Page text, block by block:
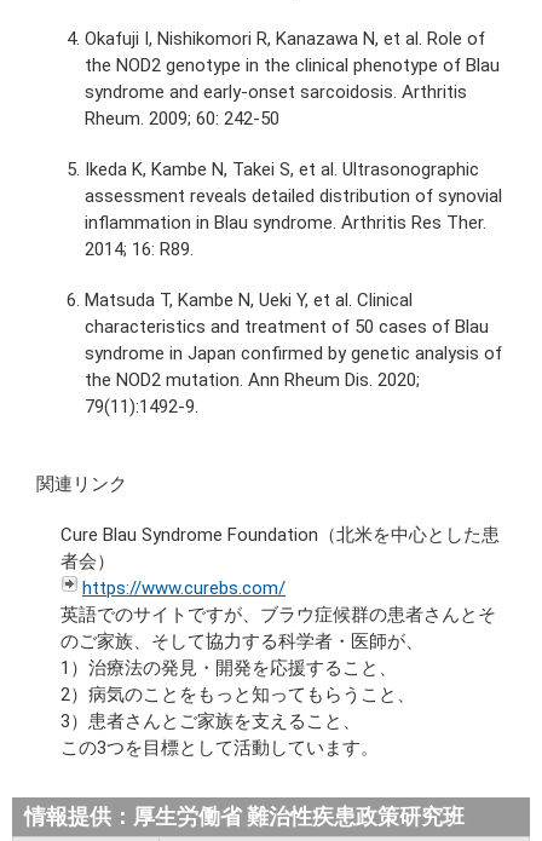
Okafuji I, Nishikomori R, Kanazawa N, et al. Role of
the NOD2 genotype in the clinical phenotype of Blau
syndrome and early-onset sarcoidosis. Arthritis
Rheum. 2009; 60: 242-50
Ikeda K, Kambe N, Takei S, et al. Ultrasonographic
assessment reveals detailed distribution of synovial
inflammation in Blau syndrome. Arthritis Res Ther.
2014; 16: R89.
Matsuda T, Kambe N, Ueki Y, et al. Clinical
characteristics and treatment of 50 cases of Blau
syndrome in Japan confirmed by genetic analysis of
the NOD2 mutation. Ann Rheum Dis. 2020;
79(11):1492-9.
関連リンク
Cure Blau Syndrome Foundation（北米を中心とした患
者会）
https://www.curebs.com/
英語でのサイトですが、ブラウ症候群の患者さんとそ
のご家族、そして協力する科学者・医師が、
1）治療法の発見・開発を応援すること、
2）病気のことをもっと知ってもらうこと、
3）患者さんとご家族を支えること、
この3つを目標として活動しています。
情報提供：厚生労働省 難治性疾患政策研究班